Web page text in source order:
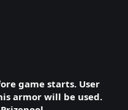
game starts. User
armor will be used.